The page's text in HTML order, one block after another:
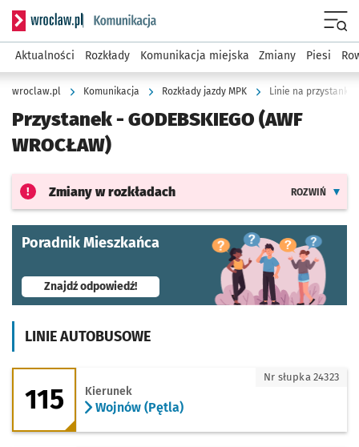
Serwis informacyjny wroclaw.pl podserwis: Komunikacja
Aktualności Rozkłady Komunikacja miejska Zmiany Piesi
wroclaw.pl Komunikacja Rozkłady jazdy MPK Linie na przystanku
Przystanek - GODEBSKIEGO (AWF
WROCŁAW)
Zmiany w rozkładach ROZWIŃ
Poradnik Mieszkańca
Znajdź odpowiedź!- otworzy się w nowej karcie
LINIE AUTOBUSOWE
115 - kierunek Wojnów (Pętla)
115 Kierunek
Wojnów (Pętla)
Nr słupka 24323